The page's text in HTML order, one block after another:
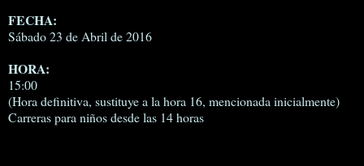
FECHA:
Sábado 23 de Abril de 2016
HORA:
15:00
(Hora definitiva, sustituye a la hora 16, mencionada inicialmente)
Carreras para niños desde las 14 horas